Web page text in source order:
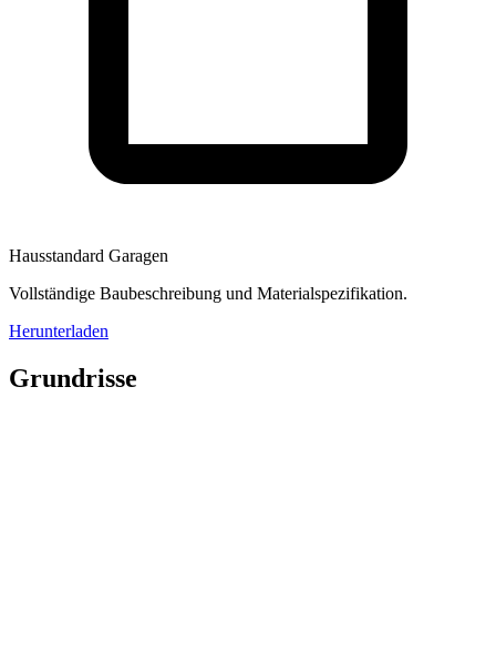
Hausstandard Garagen
Vollständige Baubeschreibung und Materialspezifikation.
Herunterladen
Grundrisse